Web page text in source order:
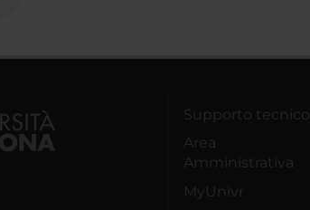
Supporto tecnico
Area
Amministrativa
MyUnivr